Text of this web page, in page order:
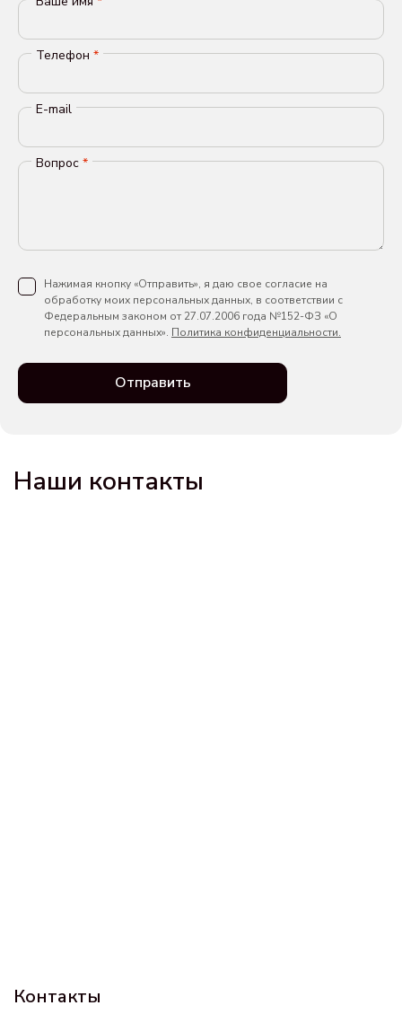
Телефон *
E-mail
Вопрос *
Нажимая кнопку «Отправить», я даю свое согласие на
обработку моих персональных данных, в соответствии с
Федеральным законом от 27.07.2006 года №152-ФЗ «О
персональных данных». Политика конфиденциальности.
Отправить
Наши контакты
Контакты